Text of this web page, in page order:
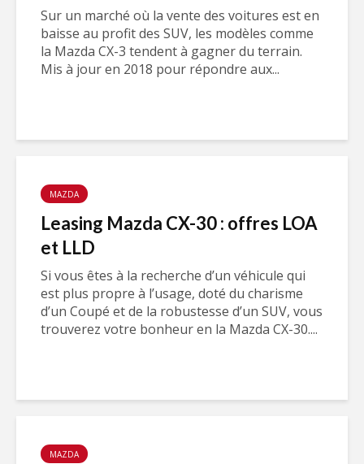
Sur un marché où la vente des voitures est en
baisse au profit des SUV, les modèles comme
la Mazda CX-3 tendent à gagner du terrain.
Mis à jour en 2018 pour répondre aux...
MAZDA
Leasing Mazda CX-30 : offres LOA
et LLD
Si vous êtes à la recherche d’un véhicule qui
est plus propre à l’usage, doté du charisme
d’un Coupé et de la robustesse d’un SUV, vous
trouverez votre bonheur en la Mazda CX-30....
MAZDA